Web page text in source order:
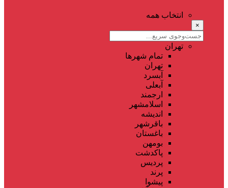
انتخاب همه
×
تهران
تمام شهر‌ها
تهران
آبسرد
آبعلی
ارجمند
اسلامشهر
اندیشه
باقرشهر
باغستان
بومهن
پاکدشت
پردیس
پرند
پیشوا